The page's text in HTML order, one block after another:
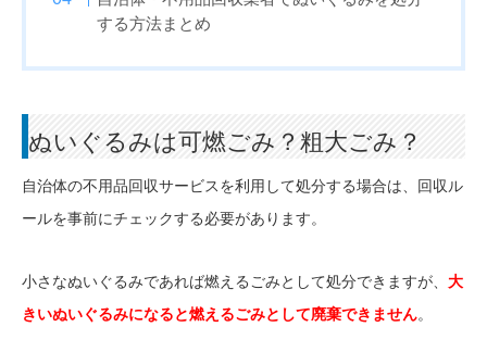
する方法まとめ
ぬいぐるみは可燃ごみ？粗大ごみ？
自治体の不用品回収サービスを利用して処分する場合は、回収ル
ールを事前にチェックする必要があります。
小さなぬいぐるみであれば燃えるごみとして処分できますが、 大
きいぬいぐるみになると燃えるごみとして廃棄できません。